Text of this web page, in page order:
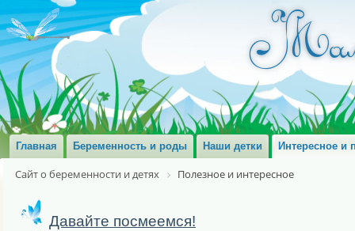
Главная Беременность и роды Наши детки Интересное и
Сайт о беременности и детях Полезное и интересное
Давайте посмеемся!